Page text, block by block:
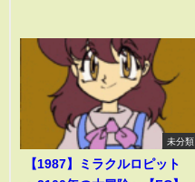
未分類
【1987】ミラクルロピット